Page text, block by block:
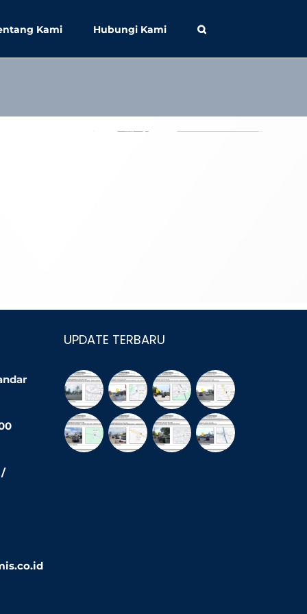
Kami Hubungi Kami
/
UPDATE TERBARU